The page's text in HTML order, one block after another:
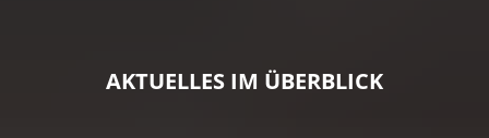
AKTUELLES IM ÜBERBLICK